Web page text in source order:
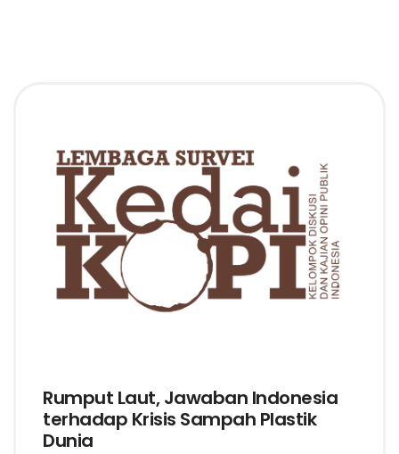
Rumput Laut, Jawaban Indonesia
terhadap Krisis Sampah Plastik
Dunia